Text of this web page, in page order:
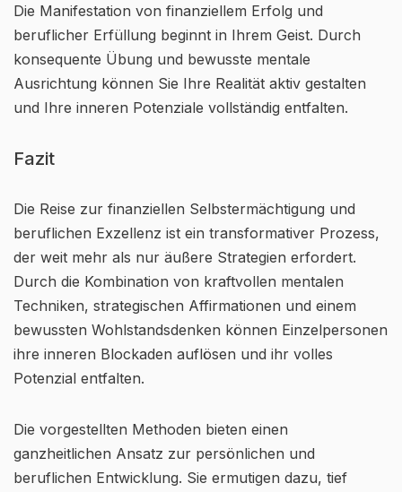
Die Manifestation von finanziellem Erfolg und
beruflicher Erfüllung beginnt in Ihrem Geist. Durch
konsequente Übung und bewusste mentale
Ausrichtung können Sie Ihre Realität aktiv gestalten
und Ihre inneren Potenziale vollständig entfalten.
Fazit
Die Reise zur finanziellen Selbstermächtigung und
beruflichen Exzellenz ist ein transformativer Prozess,
der weit mehr als nur äußere Strategien erfordert.
Durch die Kombination von kraftvollen mentalen
Techniken, strategischen Affirmationen und einem
bewussten Wohlstandsdenken können Einzelpersonen
ihre inneren Blockaden auflösen und ihr volles
Potenzial entfalten.
Die vorgestellten Methoden bieten einen
ganzheitlichen Ansatz zur persönlichen und
beruflichen Entwicklung. Sie ermutigen dazu, tief